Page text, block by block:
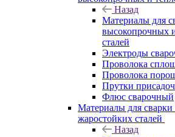
Назад
Материалы для
высокопрочных
сталей
Электроды
Проволока
Проволока
Прутки
Флюс сварочный
Материалы для
жаростойких сталей
Назад